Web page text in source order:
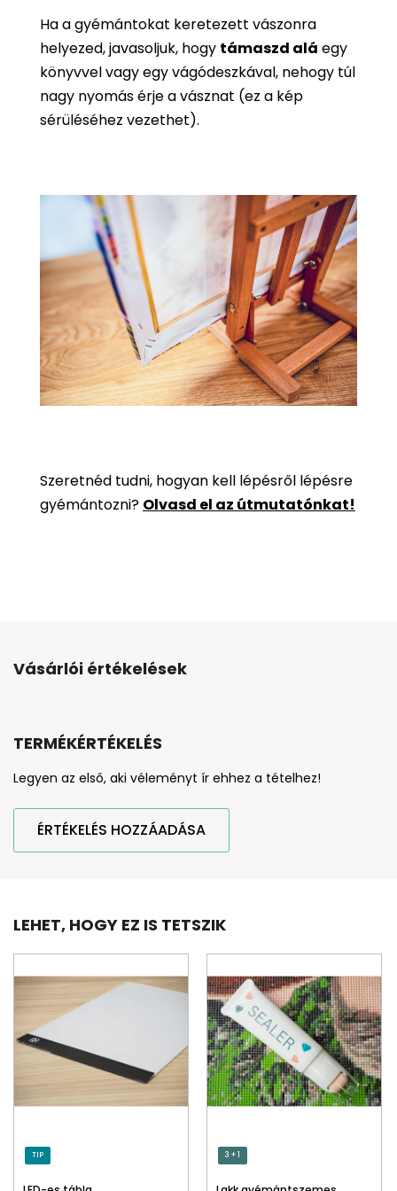
Ha a gyémántokat keretezett vászonra
helyezed, javasoljuk, hogy támaszd alá egy
könyvvel vagy egy vágódeszkával, nehogy túl
nagy nyomás érje a vásznat (ez a kép
sérüléséhez vezethet).
Szeretnéd tudni, hogyan kell lépésről lépésre
gyémántozni? Olvasd el az útmutatónkat!
Vásárlói értékelések
TERMÉKÉRTÉKELÉS
Legyen az első, aki véleményt ír ehhez a tételhez!
ÉRTÉKELÉS HOZZÁADÁSA
LEHET, HOGY EZ IS TETSZIK
TIP 3 + 1